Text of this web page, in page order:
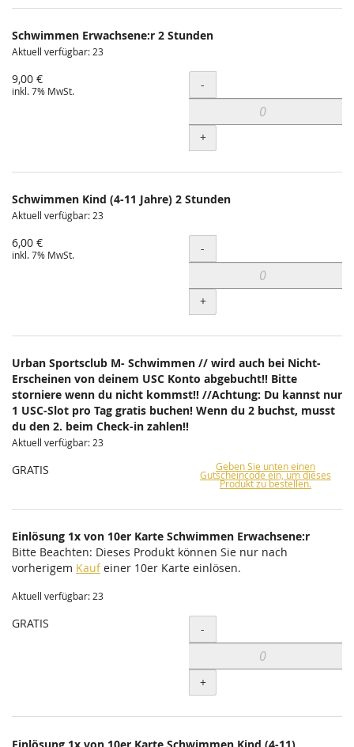
Schwimmen Erwachsene:r 2 Stunden
Aktuell verfügbar: 23
9,00 €
inkl. 7% MwSt. Menge
-
+
Schwimmen Kind (4-11 Jahre) 2 Stunden
Aktuell verfügbar: 23
6,00 €
inkl. 7% MwSt. Menge
-
+
Urban Sportsclub M- Schwimmen // wird auch bei Nicht-
Erscheinen von deinem USC Konto abgebucht!! Bitte
storniere wenn du nicht kommst!! //Achtung: Du kannst nur
1 USC-Slot pro Tag gratis buchen! Wenn du 2 buchst, musst
du den 2. beim Check-in zahlen!!
Aktuell verfügbar: 23
GRATIS Geben Sie unten einen
Gutscheincode ein, um dieses
Produkt zu bestellen.
Einlösung 1x von 10er Karte Schwimmen Erwachsene:r
Bitte Beachten: Dieses Produkt können Sie nur nach
vorherigem Kaufeiner 10er Karte einlösen.
Aktuell verfügbar: 23
GRATIS Menge
-
+
Einlösung 1x von 10er Karte Schwimmen Kind (4-11)